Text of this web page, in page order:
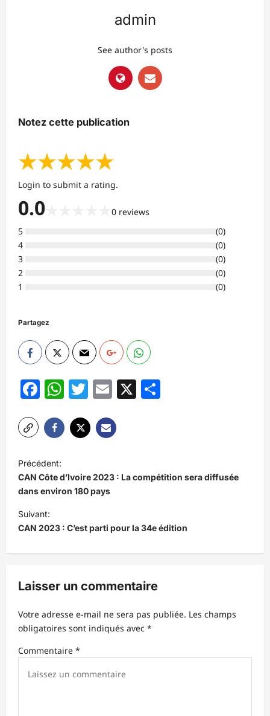
admin
See author's posts
Notez cette publication
★★★★★
Login to submit a rating.
0.0 0 reviews
5
(0)
4
(0)
3
(0)
2
(0)
1
(0)
Partagez
Facebook
WhatsApp
Twitter
Email
X
a
v
i
g
a
i
n
’
Précédent:
CAN Côte d’Ivoire 2023 : La compétition sera diffusée
dans environ 180 pays
Suivant:
CAN 2023 : C’est parti pour la 34e édition
Laisser un commentaire
Votre adresse e-mail ne sera pas publiée. Les champs
obligatoires sont indiqués avec *
Commentaire *